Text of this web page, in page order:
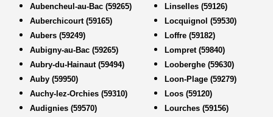
Aubencheul-au-Bac (59265)
Auberchicourt (59165)
Aubers (59249)
Aubigny-au-Bac (59265)
Aubry-du-Hainaut (59494)
Auby (59950)
Auchy-lez-Orchies (59310)
Audignies (59570)
Linselles (59126)
Locquignol (59530)
Loffre (59182)
Lompret (59840)
Looberghe (59630)
Loon-Plage (59279)
Loos (59120)
Lourches (59156)